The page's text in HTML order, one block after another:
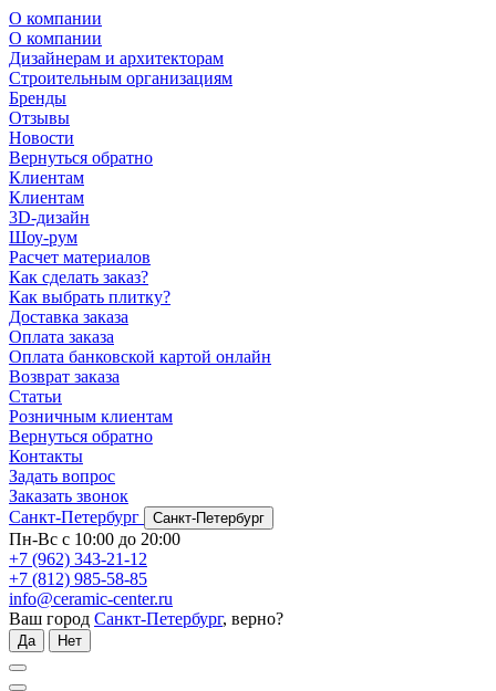
О компании
О компании
Дизайнерам и архитекторам
Строительным организациям
Бренды
Отзывы
Новости
Вернуться обратно
Клиентам
Клиентам
3D-дизайн
Шоу-рум
Расчет материалов
Как сделать заказ?
Как выбрать плитку?
Доставка заказа
Оплата заказа
Оплата банковской картой онлайн
Возврат заказа
Статьи
Розничным клиентам
Вернуться обратно
Контакты
Задать вопрос
Заказать звонок
Санкт-Петербург
Санкт-Петербург
Пн-Вс с 10:00 до 20:00
+7 (962) 343-21-12
+7 (812) 985-58-85
info@ceramic-center.ru
Ваш город Санкт-Петербург, верно?
Да Нет